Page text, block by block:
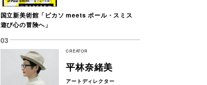
国立新美術館「ピカソ meets ポール・スミス
遊び心の冒険へ」
CREATOR
平林奈緒美
アートディレクター